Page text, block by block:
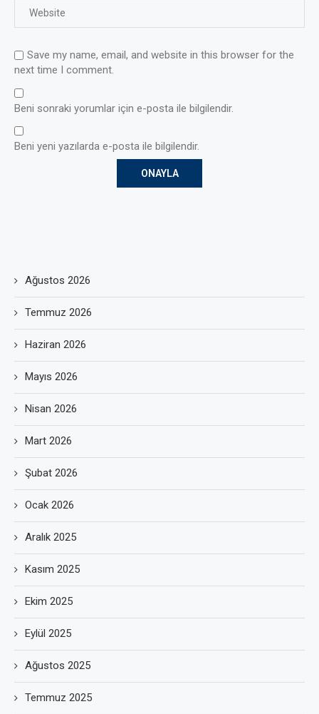
Save my name, email, and website in this browser for the
next time I comment.
Beni sonraki yorumlar için e-posta ile bilgilendir.
Beni yeni yazılarda e-posta ile bilgilendir.
Ağustos 2026
Temmuz 2026
Haziran 2026
Mayıs 2026
Nisan 2026
Mart 2026
Şubat 2026
Ocak 2026
Aralık 2025
Kasım 2025
Ekim 2025
Eylül 2025
Ağustos 2025
Temmuz 2025